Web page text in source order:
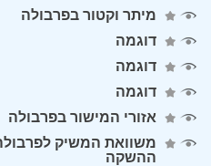
מיתר וקטור בפרבולה
דוגמה
דוגמה
דוגמה
אזורי המישור בפרבולה
משוואת המשיק
ההשקה